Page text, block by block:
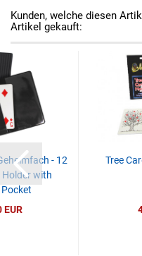
Kunden, welche diesen
Artikel gekauft:
- 12
Holder with
EUR
Tree